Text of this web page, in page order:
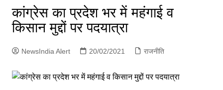
कांग्रेस का प्रदेश भर में महंगाई व
किसान मुद्दों पर पदयात्रा
NewsIndia Alert 20/02/2021 राजनीति